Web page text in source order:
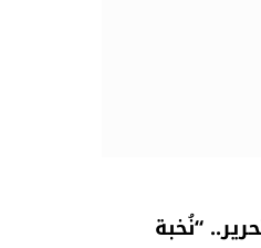
“نُخبة